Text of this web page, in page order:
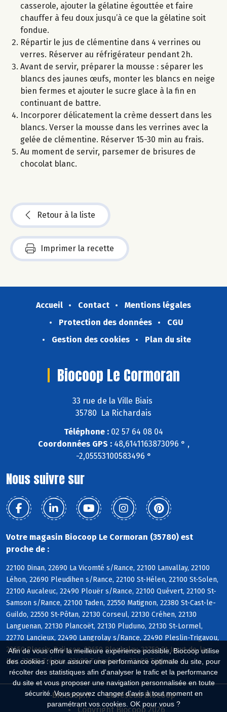
Afin de vous offrir la meilleure expérience possible, Biocoop utilise
des cookies : pour assurer une performance optimale du site, pour
récolter des statistiques afin d'analyser le trafic et la performance
du site et vous proposer une navigation personnalisée en toute
sécurité. Vous pouvez changer d'avis à tout moment en
paramétrant vos cookies. OK pour vous ?
casserole, ajouter la gélatine égouttée et faire
chauffer à feu doux jusqu’à ce que la gélatine soit
fondue.
Répartir le jus de clémentine dans 4 verrines ou
verres. Réserver au réfrigérateur pendant 2h.
Avant de servir, préparer la mousse : séparer les
blancs des jaunes œufs, monter les blancs en neige
bien fermes et ajouter le sucre glace à la fin en
continuant de battre.
Incorporer délicatement la crème dessert dans les
blancs. Verser la mousse dans les verrines avec la
gelée de clémentine. Réserver 15-30 min au frais.
Au moment de servir, parsemer de brisures de
chocolat blanc.
Retour à la liste
Imprimer la recette
Accueil Contact
Mentions légales
Protection des données
CGU
Gestion des cookies
Plan du site
Biocoop Le Cormoran
33 rue de la Ville Biais
35780 La Richardais
Téléphone : 02 57 64 08 04
Coordonnées GPS :48,6141163873096 ° ,
-2,05553100583496 °
Nous suivre sur
Votre magasin Biocoop Le Cormoran (35780) est
proche de :
22100 Dinan, 22690 La Vicomté s/Rance, 22100 Lanvallay, 22100
Léhon, 22690 Pleudihen s/Rance, 22100 St-Hélen, 22100 St-Solen,
22100 Aucaleuc, 22490 Plouër s/Rance, 22100 Quévert, 22100 St-
Samson s/Rance, 22100 Taden, 22550 Matignon, 22380 St-Cast-le-
Guildo, 22550 St-Pôtan, 22130 Corseul, 22130 Créhen, 22130
Languenan, 22130 Plancoët, 22130 Pluduno, 22130 St-Lormel,
22770 Lancieux, 22490 Langrolay s/Rance, 22490 Pleslin-Trigavou,
22650 Plessix-Balisson, 22650 Ploubalay, 22750 St-Jacut-de-la-
Mer, 22650 Trégon, 22490 Tréméreuc, 22490 Trigavou
Biocoop.fr
Le réseau Biocoop
Copyright Biocoop 2026